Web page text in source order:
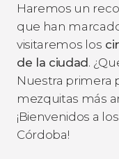
Haremos un
que han
visitaremos los
de la ciudad.
Nuestra primera
mezquitas más
¡Bienvenidos a
Córdoba!